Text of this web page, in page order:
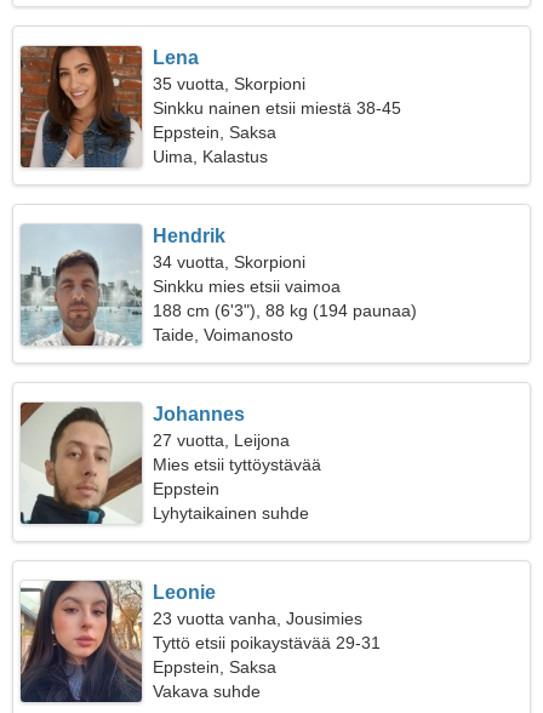
Lena
35 vuotta, Skorpioni
Sinkku nainen etsii miestä 38-45
Eppstein, Saksa
Uima, Kalastus
Hendrik
34 vuotta, Skorpioni
Sinkku mies etsii vaimoa
188 cm (6'3"), 88 kg (194 paunaa)
Taide, Voimanosto
Johannes
27 vuotta, Leijona
Mies etsii tyttöystävää
Eppstein
Lyhytaikainen suhde
Leonie
23 vuotta vanha, Jousimies
Tyttö etsii poikaystävää 29-31
Eppstein, Saksa
Vakava suhde